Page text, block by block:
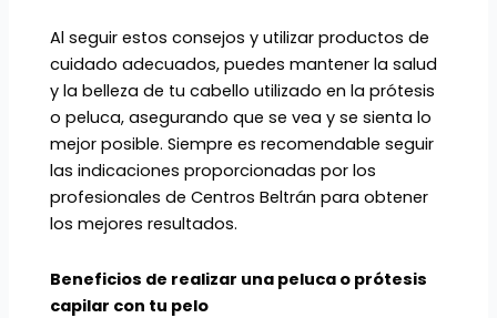
Al seguir estos consejos y utilizar productos de
cuidado adecuados, puedes mantener la salud
y la belleza de tu cabello utilizado en la prótesis
o peluca, asegurando que se vea y se sienta lo
mejor posible. Siempre es recomendable seguir
las indicaciones proporcionadas por los
profesionales de Centros Beltrán para obtener
los mejores resultados.
Beneficios de realizar una peluca o prótesis
capilar con tu pelo